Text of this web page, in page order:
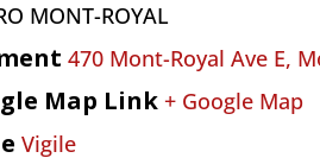
MONT-ROYAL
470 Mont-Royal Ave E,
Map Link + Google Map
Vigile